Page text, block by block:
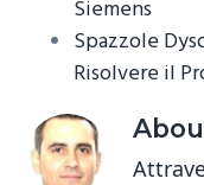
Siemens​
Spazzole
Risolvere il